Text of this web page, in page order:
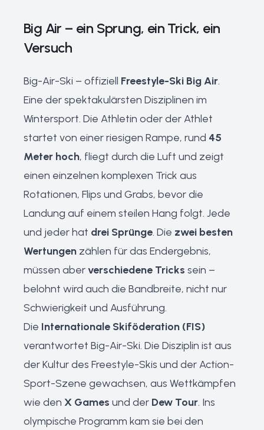
Big Air – ein Sprung, ein Trick, ein
Versuch
Big-Air-Ski – offiziell Freestyle-Ski Big Air.
Eine der spektakulärsten Disziplinen im
Wintersport. Die Athletin oder der Athlet
startet von einer riesigen Rampe, rund 45
Meter hoch, fliegt durch die Luft und zeigt
einen einzelnen komplexen Trick aus
Rotationen, Flips und Grabs, bevor die
Landung auf einem steilen Hang folgt. Jede
und jeder hat drei Sprünge. Die zwei besten
Wertungen zählen für das Endergebnis,
müssen aberverschiedene Tricks sein –
belohnt wird auch die Bandbreite, nicht nur
Schwierigkeit und Ausführung.
Die Internationale Skiföderation (FIS)
verantwortet Big-Air-Ski. Die Disziplin ist aus
der Kultur des Freestyle-Skis und der Action-
Sport-Szene gewachsen, aus Wettkämpfen
wie den X Games und der Dew Tour. Ins
olympische Programm kam sie bei den